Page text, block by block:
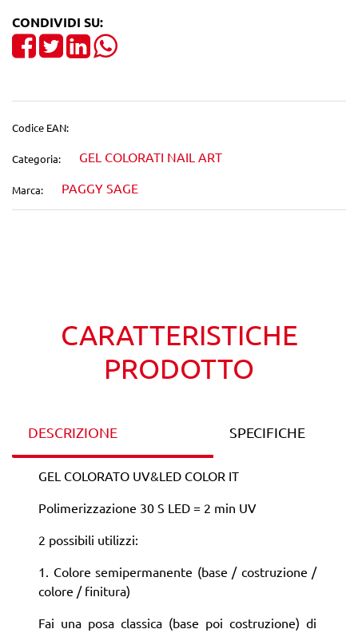
CONDIVIDI SU:
Share on Facebook
TweetShare on LinkedIn
Codice EAN:
Categoria: GEL COLORATI NAIL ART
Marca: PAGGY SAGE
CARATTERISTICHE
PRODOTTO
DESCRIZIONE SPECIFICHE
GEL COLORATO UV&LED COLOR IT
Polimerizzazione 30 S LED = 2 min UV
2 possibili utilizzi:
1. Colore semipermanente (base / costruzione /
colore / finitura)
Fai una posa classica (base poi costruzione) di